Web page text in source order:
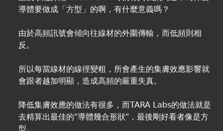
導體要做成「方型」的啊，有什麼意義嗎？
由於高頻訊號會傾向往線材的外圍傳輸，而低頻則相
反。
所以每當線材的線徑變粗，所會產生的集膚效應影響就
會跟者越加明顯，造成高頻的嚴重失真。
降低集膚效應的做法有很多，而TARA Labs的做法就是
去精算出最佳的"導體幾合形狀"，最後剛好看者像是方
型。